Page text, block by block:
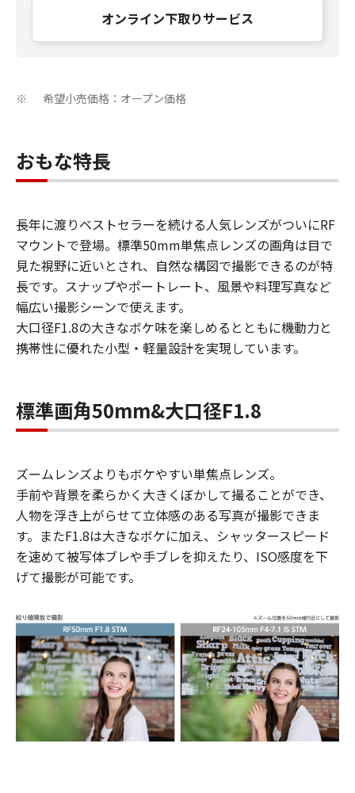
オンライン下取りサービス
※ 希望小売価格：オープン価格
おもな特長
長年に渡りベストセラーを続ける人気レンズがついにRF
マウントで登場。標準50mm単焦点レンズの画角は目で
見た視野に近いとされ、自然な構図で撮影できるのが特
長です。スナップやポートレート、風景や料理写真など
幅広い撮影シーンで使えます。
大口径F1.8の大きなボケ味を楽しめるとともに機動力と
携帯性に優れた小型・軽量設計を実現しています。
標準画角50mm&大口径F1.8
ズームレンズよりもボケやすい単焦点レンズ。
手前や背景を柔らかく大きくぼかして撮ることができ、
人物を浮き上がらせて立体感のある写真が撮影できま
す。またF1.8は大きなボケに加え、シャッタースピード
を速めて被写体ブレや手ブレを抑えたり、ISO感度を下
げて撮影が可能です。